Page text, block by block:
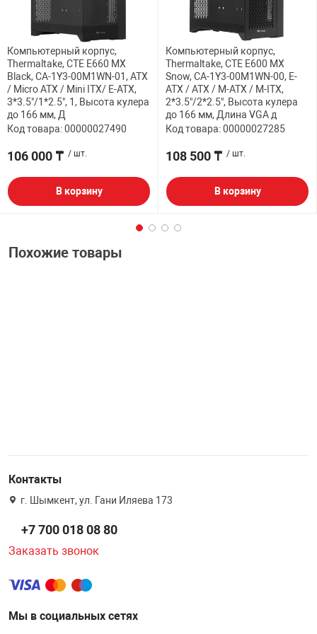
Компьютерный корпус,
Thermaltake, CTE E660 MX
Black, CA-1Y3-00M1WN-01, ATX
/ Micro ATX / Mini ITX/ E-ATX,
3*3.5"/1*2.5", 1, Высота кулера
до 166 мм, Д
Код товара: 00000027490
106 000 ₸ / шт.
В корзину
Компьютерный корпус,
Thermaltake, CTE E600 MX
Snow, CA-1Y3-00M1WN-00, E-
ATX / ATX / M-ATX / M-ITX,
2*3.5"/2*2.5", Высота кулера
до 166 мм, Длина VGA д
Код товара: 00000027285
108 500 ₸ / шт.
В корзину
Похожие товары
Контакты
г. Шымкент, ул. Гани Иляева 173
+7 700 018 08 80
Заказать звонок
Мы в социальных сетях